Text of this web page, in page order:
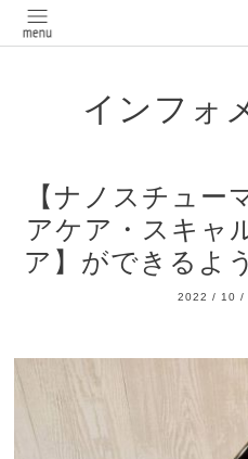
インフォ
【ナノスチュー
アケア・スキャ
ア】ができるよ
2022 / 10 /